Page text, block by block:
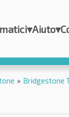
▾Aiuto▾
» Bridgestone